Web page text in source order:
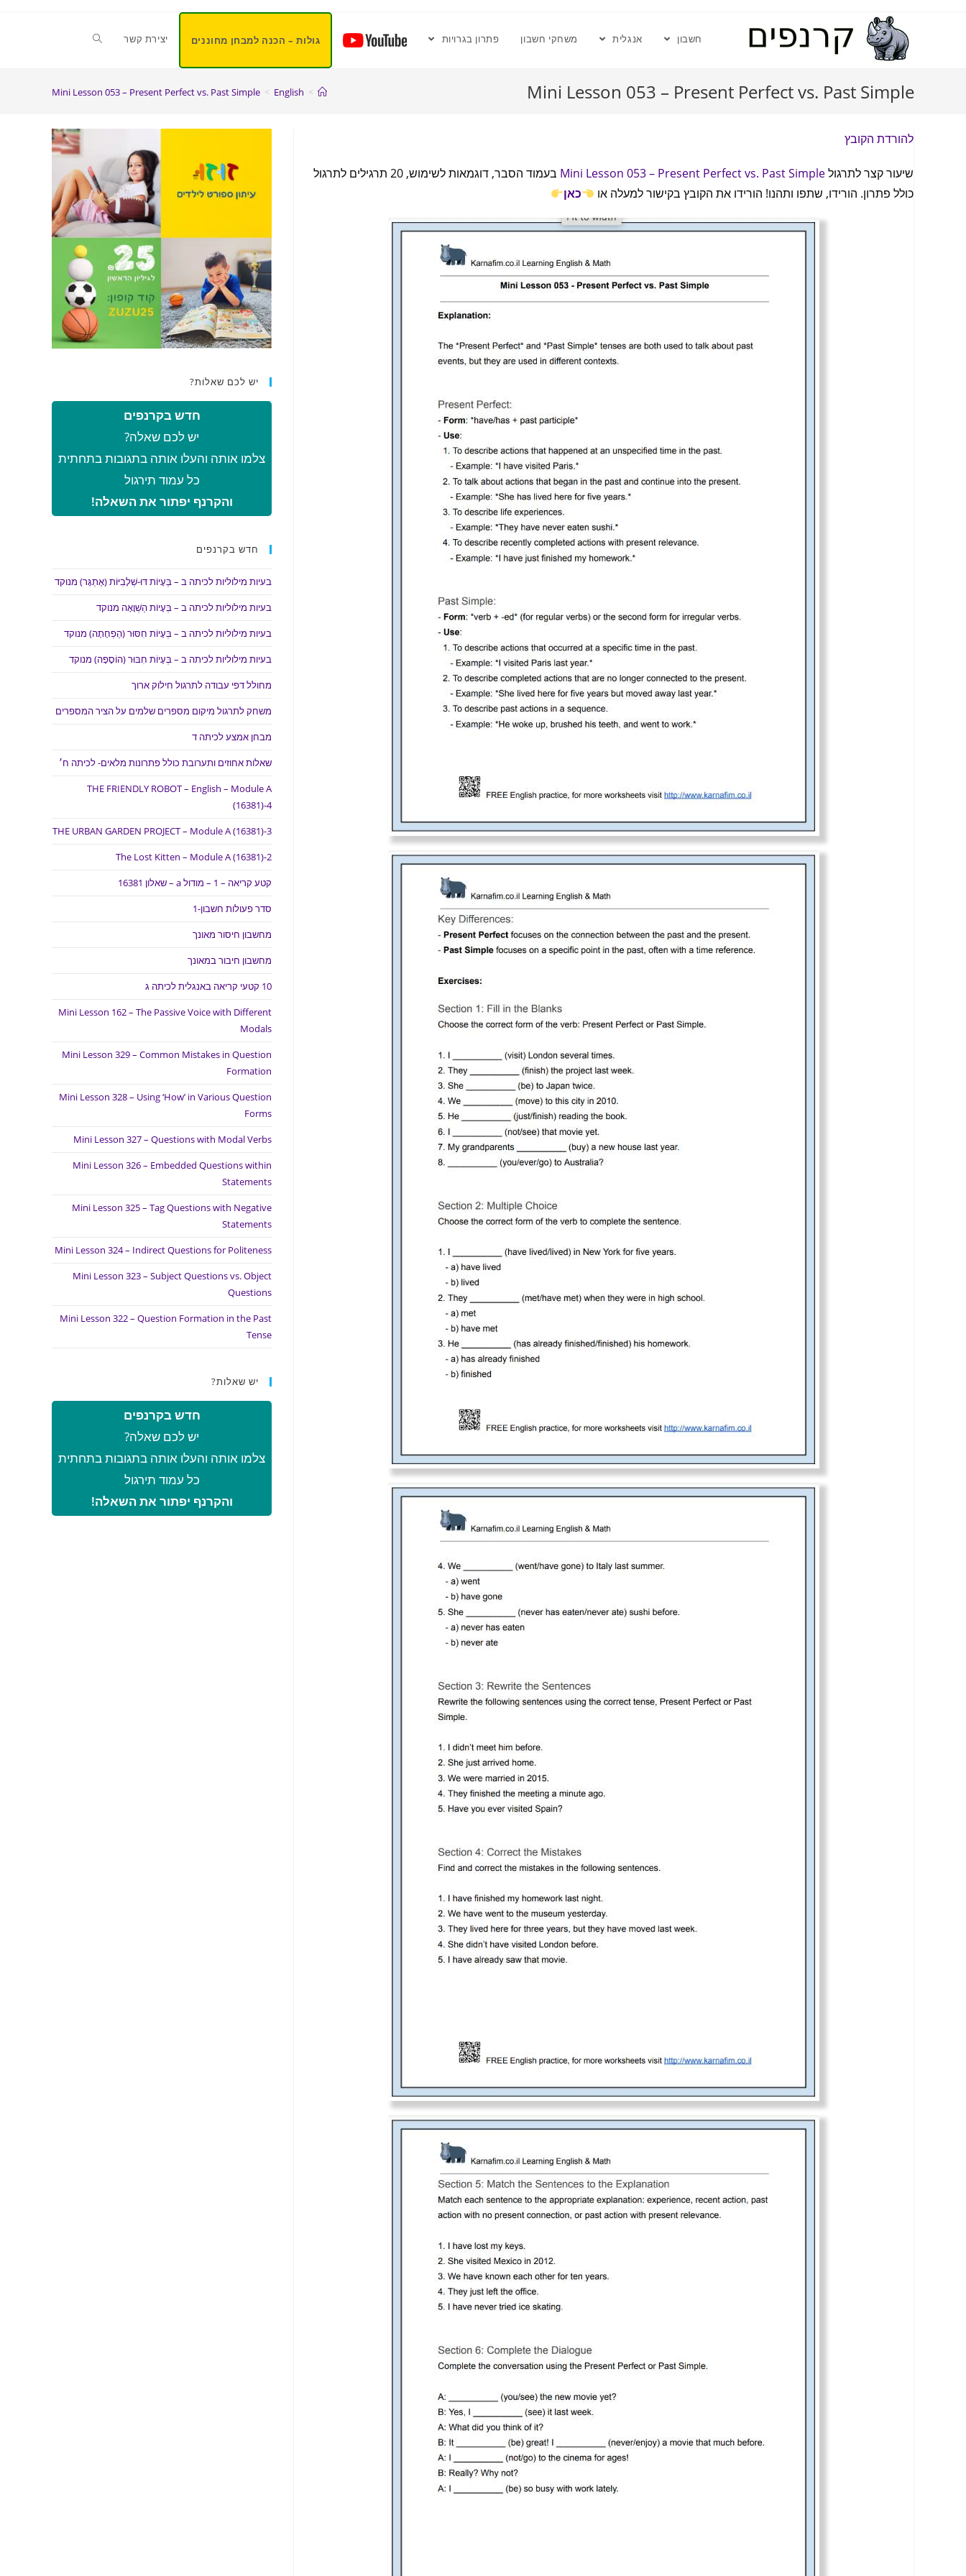
חשבון אנגלית משחקי חשבון פתרון בגרויות גולות – הכנה למבחן מחוננים יצירת קשר
Mini Lesson 053 – Present Perfect vs. Past Simple
>
English
>
Mini Lesson 053 – Present Perfect vs. Past Simple
להורדת הקובץ
שיעור קצר לתרגולMini Lesson 053 – Present Perfect vs. Past Simple
בעמוד הסבר, דוגמאות לשימוש, 20 תרגילים לתרגול
כולל פתרון. הורידו, שתפו ותהנו! הורידו את הקובץ בקישור למעלה או
כאן
יש לכם שאלות?
חדש בקרנפים
יש לכם שאלה?
צלמו אותה והעלו אותה בתגובות בתחתית
כל עמוד תירגול
והקרנף יפתור את השאלה!
חדש בקרנפים
בעיות מילוליות לכיתה ב – בְּעָיוֹת דּוּ-שְׁלָבִיּוֹת (אֶתְגָּר) מנוקד
בעיות מילוליות לכיתה ב – בְּעָיוֹת הַשְׁוָאָה מנוקד
בעיות מילוליות לכיתה ב – בְּעָיוֹת חִסּוּר (הַפְחָתָה) מנוקד
בעיות מילוליות לכיתה ב – בְּעָיוֹת חִבּוּר (הוֹסָפָה) מנוקד
מחולל דפי עבודה לתרגול חילוק ארוך
משחק לתרגול מיקום מספרים שלמים על הציר המספרים
מבחן אמצע לכיתה ד
שאלות אחוזים ותערובת כולל פתרונות מלאים- לכיתה ח׳
THE FRIENDLY ROBOT – English – Module A
(16381)-4
THE URBAN GARDEN PROJECT – Module A (16381)-3
The Lost Kitten – Module A (16381)-2
קטע קריאה – 1 – מודול a – שאלון 16381
סדר פעולות חשבון-1
מחשבון חיסור מאונך
מחשבון חיבור במאונך
10 קטעי קריאה באנגלית לכיתה ג
Mini Lesson 162 – The Passive Voice with Different
Modals
Mini Lesson 329 – Common Mistakes in Question
Formation
Mini Lesson 328 – Using ‘How’ in Various Question
Forms
Mini Lesson 327 – Questions with Modal Verbs
Mini Lesson 326 – Embedded Questions within
Statements
Mini Lesson 325 – Tag Questions with Negative
Statements
Mini Lesson 324 – Indirect Questions for Politeness
Mini Lesson 323 – Subject Questions vs. Object
Questions
Mini Lesson 322 – Question Formation in the Past
Tense
יש שאלות?
חדש בקרנפים
יש לכם שאלה?
צלמו אותה והעלו אותה בתגובות בתחתית
כל עמוד תירגול
והקרנף יפתור את השאלה!